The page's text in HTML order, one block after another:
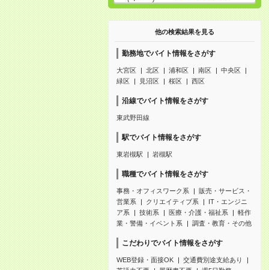
他の検索結果を見る
勤務地でバイト情報をさがす
大宮区 北区 浦和区 南区
中央区
緑区
見沼区 桜区 西区
沿線でバイト情報をさがす
東武野田線
駅でバイト情報をさがす
東岩槻駅 岩槻駅
職種でバイト情報をさがす
事務・オフィスワーク系
販売・サービス・
営業系
クリエイティブ系
IT・エンジニ
ア系
技術系 医療・介護・福祉系
軽作
業・警備・イベント系
調査・教育・その他
こだわりでバイト情報をさがす
WEB登録・面接OK
交通費別途支給あり